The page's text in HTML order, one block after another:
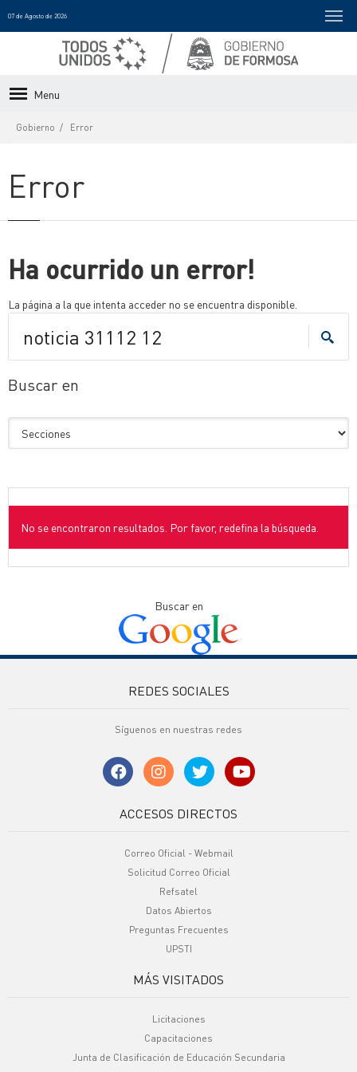
07 de Agosto de 2026
Menu
Gobierno Error
Error
Ha ocurrido un error!
La página a la que intenta acceder no se encuentra disponible.
Buscar en
No se encontraron resultados. Por favor, redefina la búsqueda.
Buscar en
REDES SOCIALES
Síguenos en nuestras redes
ACCESOS DIRECTOS
Correo Oficial - Webmail
Solicitud Correo Oficial
Refsatel
Datos Abiertos
Preguntas Frecuentes
UPSTI
MÁS VISITADOS
Licitaciones
Capacitaciones
Junta de Clasificación de Educación Secundaria